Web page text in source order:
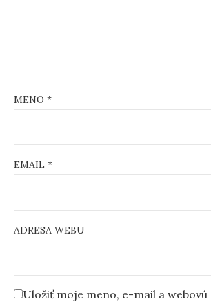
MENO *
EMAIL *
ADRESA WEBU
Uložiť moje meno, e-mail a